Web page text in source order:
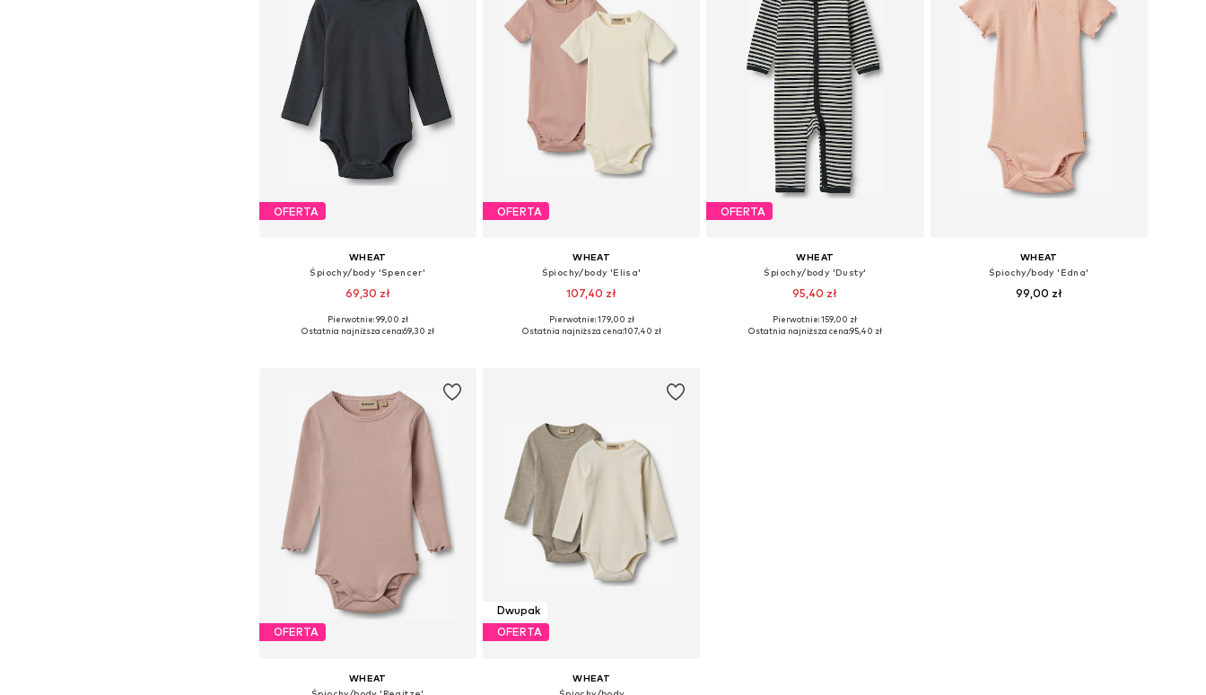
OFERTA
WHEAT
Śpiochy/body 'Spencer'
69,30 zł
Dostępne rozmiary: 56, 68, 74, 80
Pierwotnie: 99,00 zł
Ostatnia najniższa cena:69,30 zł
OFERTA
WHEAT
Śpiochy/body 'Elisa'
107,40 zł
Dostępne rozmiary: 68, 86
Pierwotnie: 179,00 zł
Ostatnia najniższa cena:107,40 zł
OFERTA
WHEAT
Śpiochy/body 'Dusty'
95,40 zł
Dostępne rozmiary: 68, 80, 86
Pierwotnie: 159,00 zł
Ostatnia najniższa cena:95,40 zł
WHEAT
Śpiochy/body 'Edna'
99,00 zł
OFERTA
WHEAT
Śpiochy/body 'Regitze'
Dwupak
OFERTA
WHEAT
Śpiochy/body